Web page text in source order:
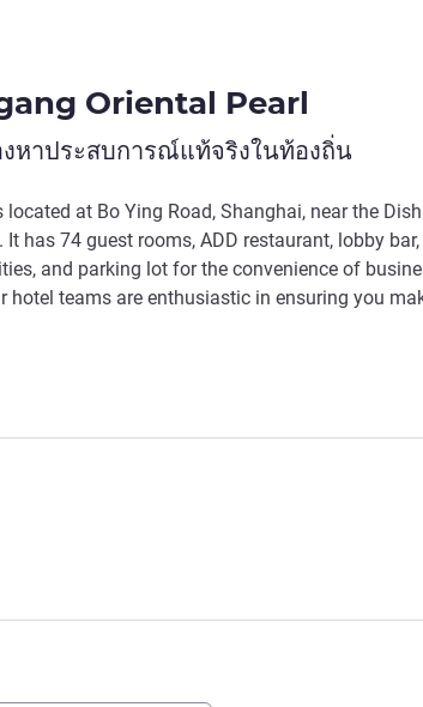
Oriental Pearl
หาประสบการณ์แท้จริงในท้องถิ่น
at Bo Ying Road, Shanghai, near the
has 74 guest rooms, ADD restaurant, lobby bar,
and parking lot for the convenience of
hotel teams are enthusiastic in ensuring you